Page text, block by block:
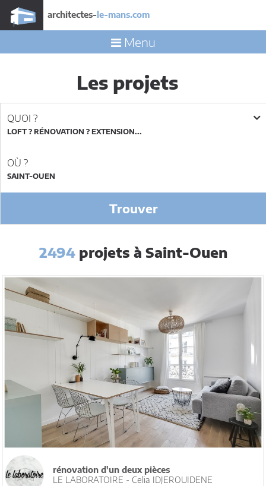
architectes- le-mans.com
Menu
Les projets
QUOI ?
LOFT ? RÉNOVATION ? EXTENSION...
OÙ ?
Trouver
2494projets à Saint-Ouen
rénovation d'un deux pièces
LE LABORATOIRE - Celia IDJEROUIDENE